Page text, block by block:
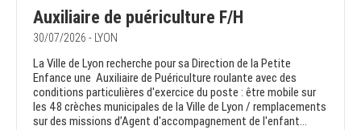
Auxiliaire de puériculture F/H
30/07/2026 - LYON
La Ville de Lyon recherche pour sa Direction de la Petite
Enfance une Auxiliaire de Puériculture roulante avec des
conditions particulières d'exercice du poste : être mobile sur
les 48 crèches municipales de la Ville de Lyon / remplacements
sur des missions d’Agent d'accompagnement de l'enfant...